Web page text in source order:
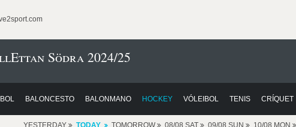
Södra 2024/25
BALONCESTO BALONMANO HOCKEY VÓLEIBOL TENIS CRÍQUET
YESTERDAY TODAY TOMORROW 08/08 SAT 09/08 SUN 10/08 MON